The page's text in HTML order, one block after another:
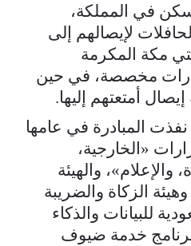
في المملكة،
لإيصالهم إلى
مكة المكرمة
مخصصة، في حين
أمتعتهم إليها.
نفذت المبادرة في عامها
«الخارجية،
والهيئة
الزكاة والضريبة
للبيانات والذكاء
خدمة ضيوف